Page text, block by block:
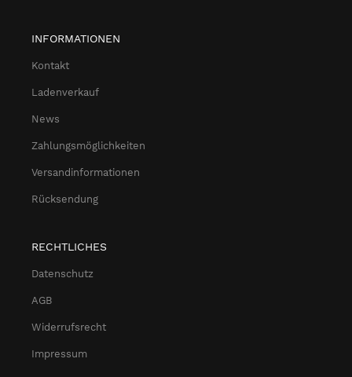
INFORMATIONEN
Kontakt
Ladenverkauf
News
Zahlungsmöglichkeiten
Versandinformationen
Rücksendung
RECHTLICHES
Datenschutz
AGB
Widerrufsrecht
Impressum